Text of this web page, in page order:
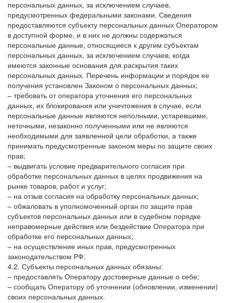
персональных данных, за исключением случаев,
предусмотренных федеральными законами. Сведения
предоставляются субъекту персональных данных Оператором
в доступной форме, и в них не должны содержаться
персональные данные, относящиеся к другим субъектам
персональных данных, за исключением случаев, когда
имеются законные основания для раскрытия таких
персональных данных. Перечень информации и порядок ее
получения установлен Законом о персональных данных;
– требовать от оператора уточнения его персональных
данных, их блокирования или уничтожения в случае, если
персональные данные являются неполными, устаревшими,
неточными, незаконно полученными или не являются
необходимыми для заявленной цели обработки, а также
принимать предусмотренные законом меры по защите своих
прав;
– выдвигать условие предварительного согласия при
обработке персональных данных в целях продвижения на
рынке товаров, работ и услуг;
– на отзыв согласия на обработку персональных данных;
– обжаловать в уполномоченный орган по защите прав
субъектов персональных данных или в судебном порядке
неправомерные действия или бездействие Оператора при
обработке его персональных данных;
– на осуществление иных прав, предусмотренных
законодательством РФ.
4.2. Субъекты персональных данных обязаны:
– предоставлять Оператору достоверные данные о себе;
– сообщать Оператору об уточнении (обновлении, изменении)
своих персональных данных.